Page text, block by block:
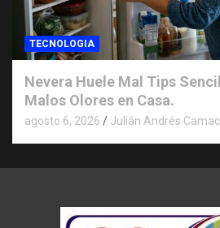
TECNOLOGIA
Nevera Huele Mal Tips
Malos Olores en Casa.
agosto 6, 2026 Julián Andrés